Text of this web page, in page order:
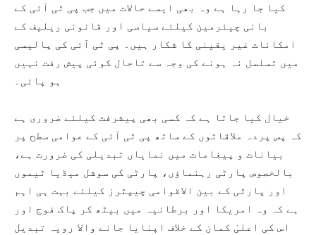
کیا جا رہا ہے وہ بھی ایسے حالات میں جب پی ٹی آئی کے
بانی چیئرمین کیلئے سیاسی اور قانونی ریلیف کے
امکانات غیر یقینی کا شکار ہیں۔ پی ٹی آئی کی پالیسی
میں تسلسل نہ ہونے کی وجہ سے تاحال کوئی پیش رفت نہیں
ہو پائی۔
خیال کیا جاتا ہے کہ کسی بھی پیشرفت کیلئے ضروری ہے
کہ پس پردہ ملاقاتوں کے ساتھ پی ٹی آئی کے عوامی سطح پر
بیانات و پیغامات میں نمایاں تبدیلی کی ضرورت ہے،
بالخصوص پارٹی رہنماؤں، پارٹی کی سوشل میڈیا ٹیموں
اور پارٹی کے بین الاقوامی چیپٹرز کیلئے بہت ہی اہم
ہے کہ وہ امریکا اور برطانیہ میں بیٹھ کر پاک فوج اور
اس کی اعلیٰ کمان کے خلاف اپنایا جانے والا رویہ تبدیل